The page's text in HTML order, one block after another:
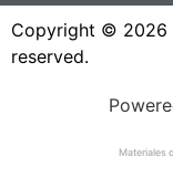
Copyright © 2026
reserved.
Materiales